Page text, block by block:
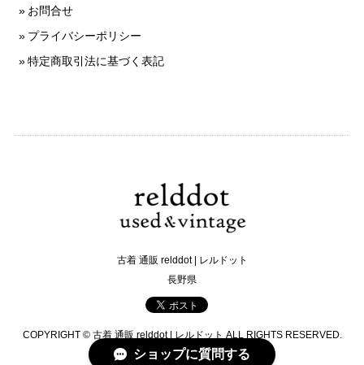
お問合せ
プライバシーポリシー
特定商取引法に基づく表記
古着 通販 relddot | レルドット
長野県
COPYRIGHT © 古着 通販 relddot | レルドット ALL RIGHTS RESERVED.
ショップに質問する